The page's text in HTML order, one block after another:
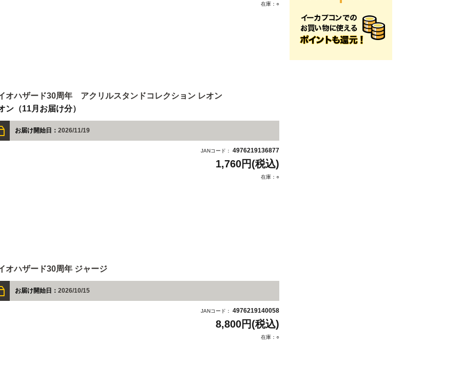
在庫：○
オハザード30周年 アクリルスタンドコレクション レオン
ン（11月お届け分）
お届け開始日： 2026/11/19
JANコード： 4976219136877
1,760円(税込)
在庫：○
オハザード30周年 ジャージ
お届け開始日： 2026/10/15
JANコード： 4976219140058
8,800円(税込)
在庫：○